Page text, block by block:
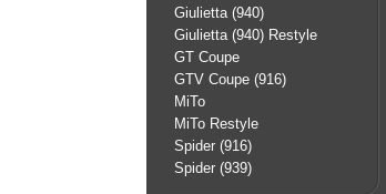
Giulietta (940)
Giulietta (940) Restyle
GT Coupe
GTV Coupe (916)
MiTo
MiTo Restyle
Spider (916)
Spider (939)